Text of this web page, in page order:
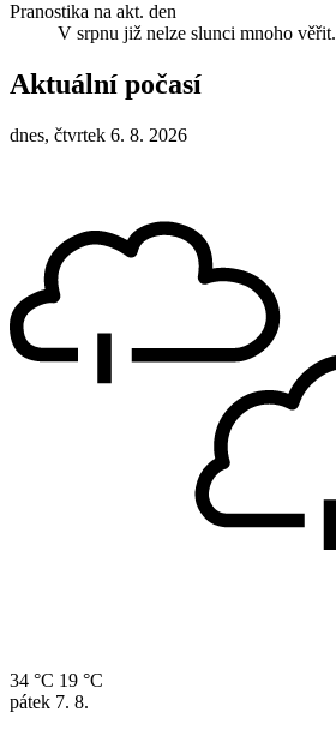
Pranostika na akt. den
V srpnu již nelze slunci mnoho věřit.
Aktuální počasí
dnes, čtvrtek 6. 8. 2026
34 °C 19 °C
pátek 7. 8.